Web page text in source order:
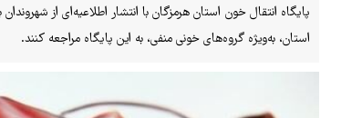
پایگاه انتقال خون استان هرمزگان با انتشار اطلاعیه‌ای از
استان، به‌ویژه گروه‌های خونی منفی، به این پایگاه مراجعه کنند.